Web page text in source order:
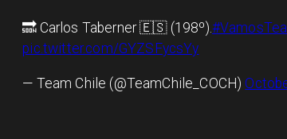
🔜 Carlos Taberner 🇪🇸 (198º).
pic.twitter.com/GYZSFycsYy
— Team Chile (@TeamChile_COCH)